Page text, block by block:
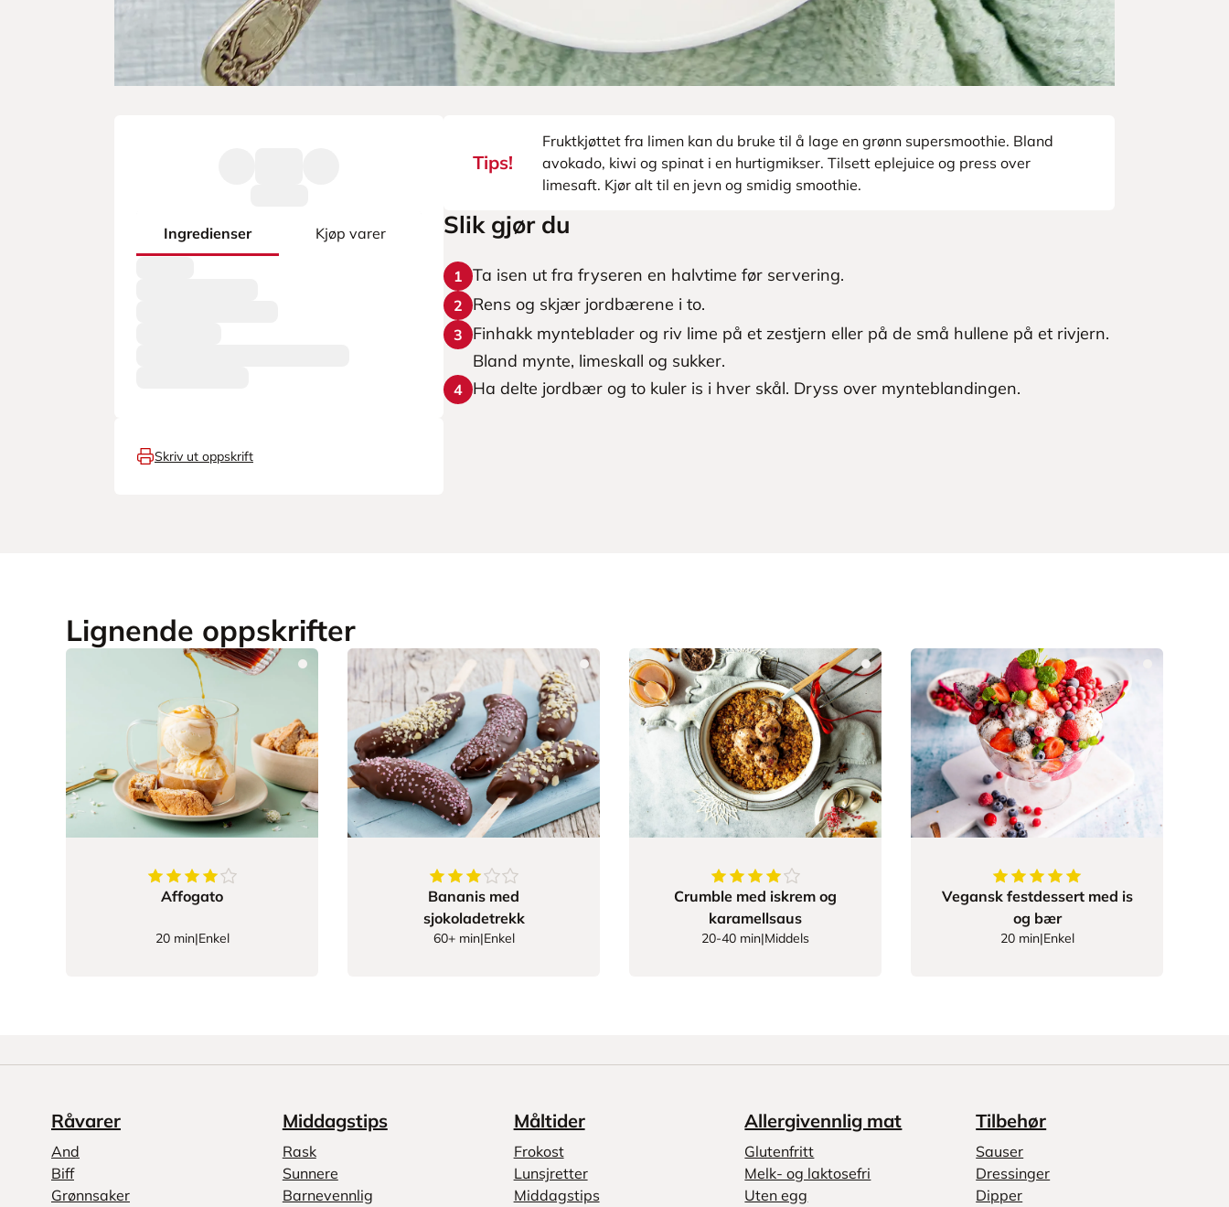
Ingredienser Kjøp varer
Skriv ut oppskrift
Tips!
Fruktkjøttet fra limen kan du bruke til å lage en grønn supersmoothie. Bland
avokado, kiwi og spinat i en hurtigmikser. Tilsett eplejuice og press over
limesaft. Kjør alt til en jevn og smidig smoothie.
Slik gjør du
1 Ta isen ut fra fryseren en halvtime før servering.
2 Rens og skjær jordbærene i to.
3
Finhakk mynteblader og riv lime på et zestjern eller på de små hullene på et rivjern.
Bland mynte, limeskall og sukker.
4 Ha delte jordbær og to kuler is i hver skål. Dryss over mynteblandingen.
Lignende oppskrifter
4.888888888888889
Affogato
20 min|Enkel
3.5714285714285716
Bananis med
sjokoladetrekk
60+ min|Enkel
4.4av5 stjerner
Crumble med iskrem og
karamellsaus
20-40 min|Middels
5av5stjerner
Vegansk festdessert med is
og bær
20 min|Enkel
Råvarer
And
Biff
Grønnsaker
Middagstips
Rask
Sunnere
Barnevennlig
Måltider
Frokost
Lunsjretter
Middagstips
Allergivennlig mat
Glutenfritt
Melk- og laktosefri
Uten egg
Tilbehør
Sauser
Dressinger
Dipper